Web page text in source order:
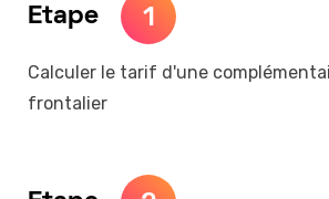
Etape 1
Calculer le tarif d'une
frontalier